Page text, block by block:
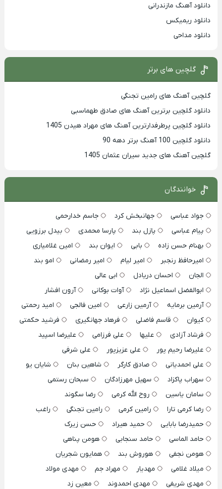
دانلود آهنگ مازندرانی
دانلود ریمیکس
دانلود مداحی
گلچین های برتر
گلچین آهنگ های رامین تجنگی
دانلود گلچین برترین آهنگ های صادق طهماسبی
دانلود گلچین پرطرفدارترین آهنگ های مهراد هیدن 1405
دانلود گلچین 100 آهنگ برتر دهه 90
گلچین آهنگ های جدید سیران عثمان 1405
خوانندگان
جواد عباسی جهانبخش کرد
جاسم خدارحمی
پیام عباسی
پازل بند پارسا محمدی
بیدل برزویی
بهنام حسن زاده
بابی ایوان بند
امین غلامیاری
امیرحافظ رنجبر
امیر لیام امیر رمضانی
امو بند
الجان
احسان دریادل
ابی عالی
ابوالفضل اسماعیل نژاد
آوات بوکانی
آرون افشار
آرمین برمایه
آرمین زارعی امین فالجی
امید رحمتی
کیوان
قاسم فاضلی فرهاد جهانگیری
فرشید حکمتی
فرشاد آزادی
علیها علی فرزامی
علیرضا اسپید
علیرضا رحیم پور
علی عزیزپور
علی شرفی
علی احمدیانی
صادق کارگر شاهین بنان
شایان یو
سهراب پاکزاد
سهیل مهرزادگان
سبحان رستمی
سامان یاسین
روح الله کرمی
رضا سگوند
رضا کرمی تارا
رامین کرمی رامین تجنگی
راغب
حمیدرضا بابایی
حمید هیراد
حسن زیرک
حامد الماسی
حامد سنجابی
هومن پناهی
هومن نجفی
هوروش بند
همایون شجریان
میلاد غلامی
مهدیار مهراد جم
مهدی مولاد
مهدی شریفی
مهدی احمدوند
معین زد